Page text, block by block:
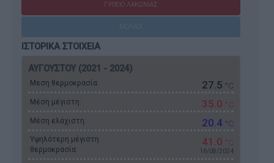
ΓΥΘΕΙΟ ΛΑΚΩΝΙΑΣ
ΜΟΛΑΟΙ
ΙΣΤΟΡΙΚΑ ΣΤΟΙΧΕΙΑ
ΑΥΓΟΥΣΤΟΥ (2021 - 2024)
Μεση θερμοκρασία: 27.5 °C
Μέση μέγιστη: 35.0 °C
Μέση ελάχιστη: 20.4 °C
Υψηλότερη μέγιστη
θερμοκρασία:
41.0 °C
16/08/2024